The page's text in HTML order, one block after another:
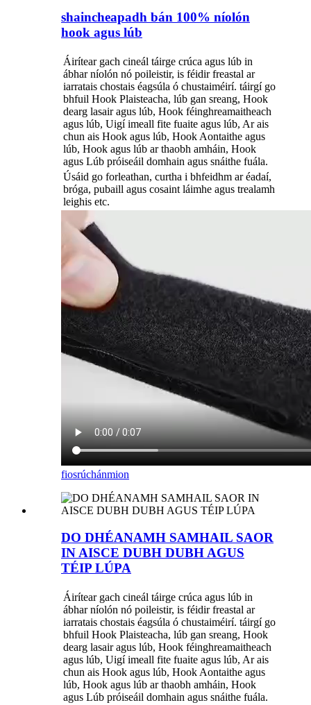
shaincheapadh bán 100% níolón
hook agus lúb
Áirítear gach cineál táirge crúca agus lúb in
ábhar níolón nó poileistir, is féidir freastal ar
iarratais chostais éagsúla ó chustaiméirí. táirgí go
bhfuil Hook Plaisteacha, lúb gan sreang, Hook
dearg lasair agus lúb, Hook féinghreamaitheach
agus lúb, Uigí imeall fite fuaite agus lúb, Ar ais
chun ais Hook agus lúb, Hook Aontaithe agus
lúb, Hook agus lúb ar thaobh amháin, Hook
agus Lúb próiseáil domhain agus snáithe fuála.
Úsáid go forleathan, curtha i bhfeidhm ar éadaí,
bróga, pubaill agus cosaint láimhe agus trealamh
leighis etc.
fiosrúchánmion
DO DHÉANAMH SAMHAIL SAOR
IN AISCE DUBH DUBH AGUS
TÉIP LÚPA
Áirítear gach cineál táirge crúca agus lúb in
ábhar níolón nó poileistir, is féidir freastal ar
iarratais chostais éagsúla ó chustaiméirí. táirgí go
bhfuil Hook Plaisteacha, lúb gan sreang, Hook
dearg lasair agus lúb, Hook féinghreamaitheach
agus lúb, Uigí imeall fite fuaite agus lúb, Ar ais
chun ais Hook agus lúb, Hook Aontaithe agus
lúb, Hook agus lúb ar thaobh amháin, Hook
agus Lúb próiseáil domhain agus snáithe fuála.